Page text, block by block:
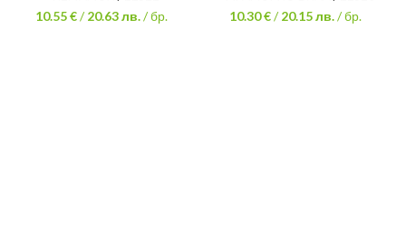
10.55 €/20.63лв./ бр. 10.30 €/20.15лв./ бр.